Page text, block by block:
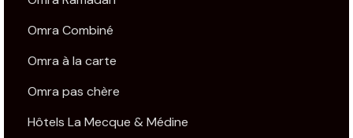
Omra Combiné
Omra à la carte
Omra pas chère
Hôtels La Mecque & Médine